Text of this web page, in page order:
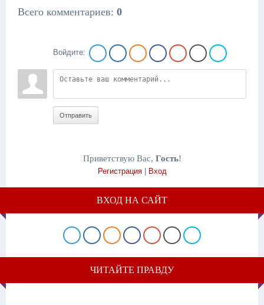
Всего комментариев: 0
Войдите:
Отправить
Приветствую Вас, Гость!
Регистрация| Вход
ВХОД НА САЙТ
ЧИТАЙТЕ ПРАВДУ